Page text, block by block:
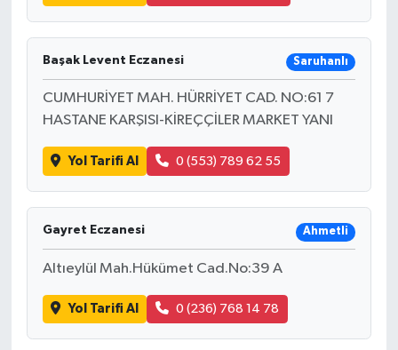
Başak Levent Eczanesi Saruhanlı
CUMHURİYET MAH. HÜRRİYET CAD. NO:61 7
HASTANE KARŞISI-KİREÇÇİLER MARKET YANI
Yol Tarifi Al 0 (553) 789 62 55
Gayret Eczanesi Ahmetli
Altıeylül Mah.Hükümet Cad.No:39 A
Yol Tarifi Al 0 (236) 768 14 78